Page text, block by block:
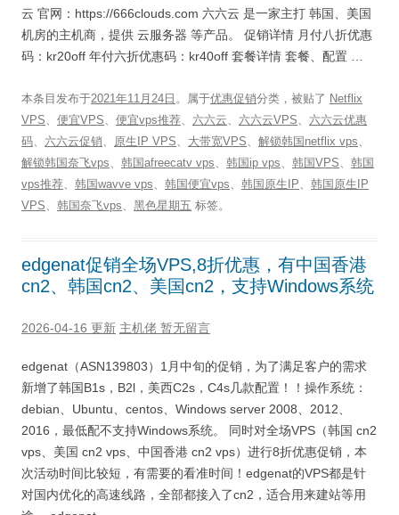
云 官网：https://666clouds.com 六六云 是一家主打 韩国、美国
机房的主机商，提供 云服务器 等产品。 促销详情 月付八折优惠
码：kr20off 年付六折优惠码：kr40off 套餐详情 套餐、配置 …
本条目发布于2021年11月24日 。属于优惠促销分类，被贴了 Netflix
VPS、 便宜VPS、 便宜vps推荐、 六六云、 六六云VPS、 六六云优惠
码、 六六云促销、 原生IP VPS、 大带宽VPS、 解锁韩国netflix vps、
解锁韩国奈飞vps、 韩国afreecatv vps、 韩国ip vps、 韩国VPS、 韩国
vps推荐、 韩国wavve vps、 韩国便宜vps、 韩国原生IP、 韩国原生IP
VPS、 韩国奈飞vps、 黑色星期五 标签。
edgenat促销全场VPS,8折优惠，有中国香港
cn2、韩国cn2、美国cn2，支持Windows系统
2026-04-16 更新 主机佬 暂无留言
edgenat（ASN139803）1月中旬的促销，为了满足客户的需求
新增了韩国B1s，B2l，美西C2s，C4s几款配置！！操作系统：
debian、Ubuntu、centos、Windows server 2008、2012、
2016，最低配不支持Windows系统。 同时对全场VPS（韩国 cn2
vps、美国 cn2 vps、中国香港 cn2 vps）进行8折优惠促销，本
次活动时间比较短，有需要的看准时间！edgenat的VPS都是针
对国内优化的高速线路，全部都接入了cn2，适合用来建站等用